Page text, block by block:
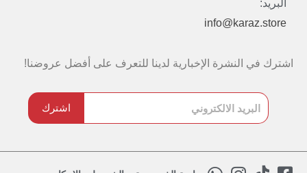
البريد:
info@karaz.store
اشترك في النشرة الإخبارية لدينا للتعرف على أفضل عروضنا!
اشترك